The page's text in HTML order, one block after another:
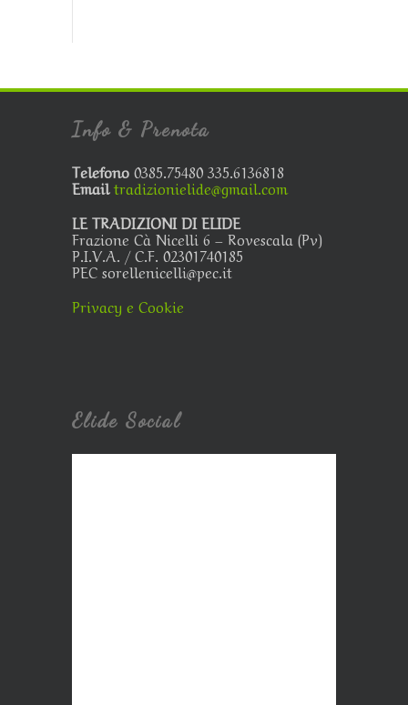
Info & Prenota
Telefono 0385.75480 335.6136818
Email tradizionielide@gmail.com
LE TRADIZIONI DI ELIDE
Frazione Cà Nicelli 6 – Rovescala (Pv)
P.I.V.A. / C.F. 02301740185
PEC sorellenicelli@pec.it
Privacy e Cookie
Elide Social